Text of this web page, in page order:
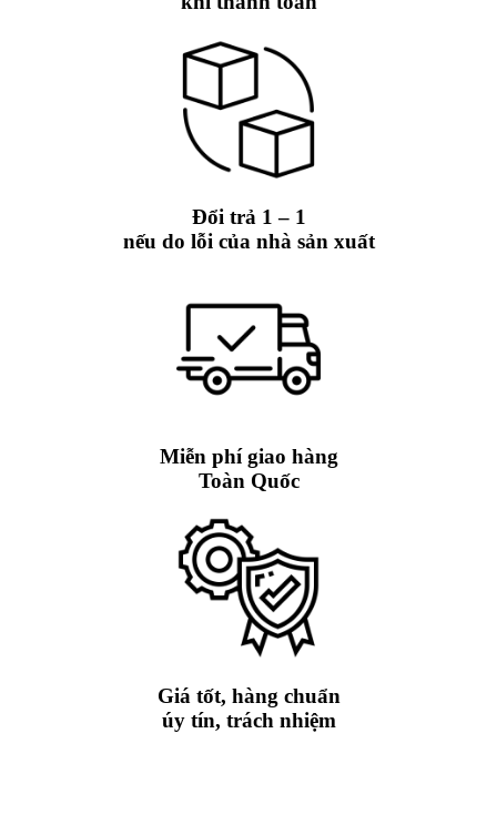
Đổi trả 1 – 1
nếu do lỗi của nhà sản xuất
Miễn phí giao hàng
Toàn Quốc
Giá tốt, hàng chuẩn
úy tín, trách nhiệm